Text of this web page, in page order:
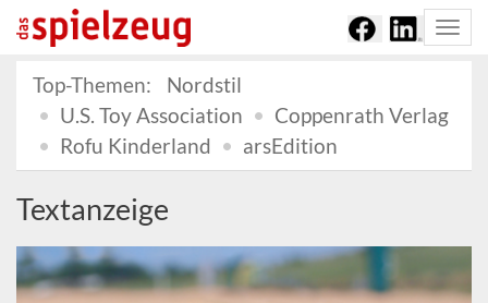
Top-Themen:
Nordstil
U.S. Toy Association
Coppenrath Verlag
Rofu Kinderland
arsEdition
Textanzeige